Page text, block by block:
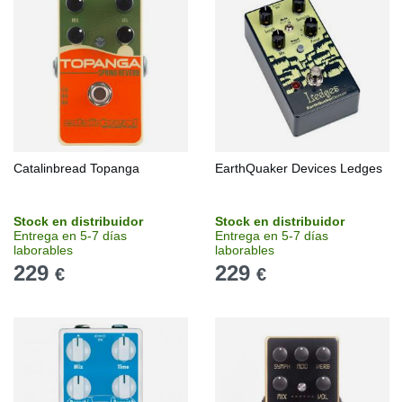
Catalinbread Topanga
Stock en distribuidor
Entrega en 5-7 días
laborables
229 €
EarthQuaker Devices Ledges
Stock en distribuidor
Entrega en 5-7 días
laborables
229 €